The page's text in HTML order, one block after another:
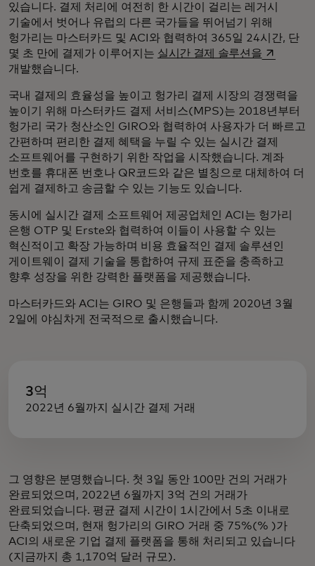
있습니다. 결제 처리에 여전히 한 시간이 걸리는 레거시
기술에서 벗어나 유럽의 다른 국가들을 뛰어넘기 위해
헝가리는 마스터카드 및 ACI와 협력하여 365일 24시간, 단
몇 초 만에 결제가 이루어지는 실시간 결제 솔루션을새 탭에서
개발했습니다.
국내 결제의 효율성을 높이고 헝가리 결제 시장의 경쟁력을
높이기 위해 마스터카드 결제 서비스(MPS)는 2018년부터
헝가리 국가 청산소인 GIRO와 협력하여 사용자가 더 빠르고
간편하며 편리한 결제 혜택을 누릴 수 있는 실시간 결제
소프트웨어를 구현하기 위한 작업을 시작했습니다. 계좌
번호를 휴대폰 번호나 QR코드와 같은 별칭으로 대체하여 더
쉽게 결제하고 송금할 수 있는 기능도 있습니다.
동시에 실시간 결제 소프트웨어 제공업체인 ACI는 헝가리
은행 OTP 및 Erste와 협력하여 이들이 사용할 수 있는
혁신적이고 확장 가능하며 비용 효율적인 결제 솔루션인
게이트웨이 결제 기술을 통합하여 규제 표준을 충족하고
향후 성장을 위한 강력한 플랫폼을 제공했습니다.
마스터카드와 ACI는 GIRO 및 은행들과 함께 2020년 3월
2일에 야심차게 전국적으로 출시했습니다.
3억
2022년 6월까지 실시간 결제 거래
그 영향은 분명했습니다. 첫 3일 동안 100만 건의 거래가
완료되었으며, 2022년 6월까지 3억 건의 거래가
완료되었습니다. 평균 결제 시간이 1시간에서 5초 이내로
단축되었으며, 현재 헝가리의 GIRO 거래 중 75%(% )가
ACI의 새로운 기업 결제 플랫폼을 통해 처리되고 있습니다
(지금까지 총 1,170억 달러 규모).